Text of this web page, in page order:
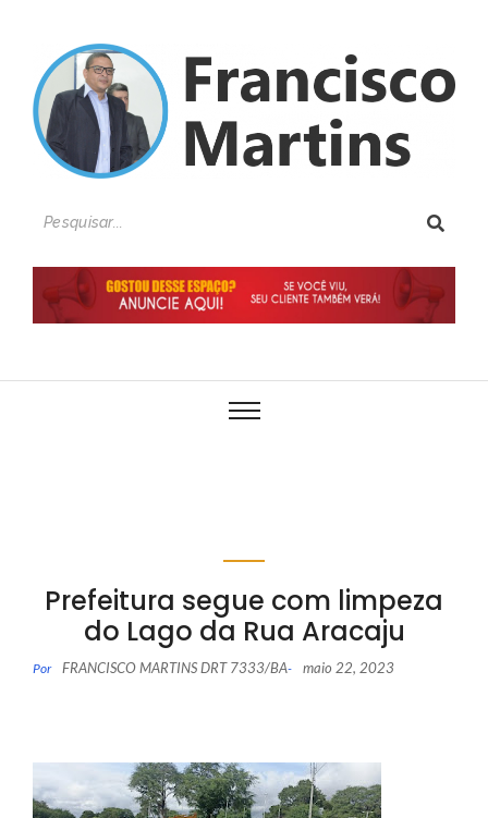
Prefeitura segue com limpeza
do Lago da Rua Aracaju
Por FRANCISCO MARTINS DRT 7333/BA- maio 22, 2023